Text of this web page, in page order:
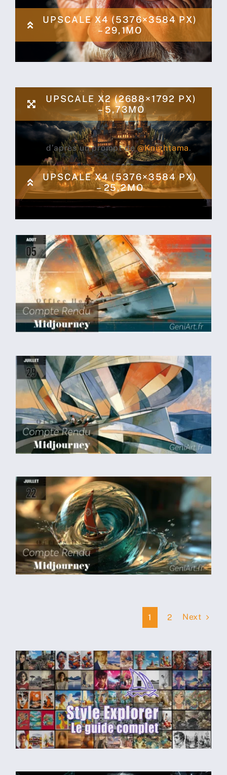
UPSCALE X4 (5376×3584 PX)
– 29,1MO
UPSCALE X2 (2688×1792 PX)
– 5,73MO
d’après un prompt de@Knightama.
UPSCALE X4 (5376×3584 PX)
– 25,2MO
Compte rendu
midjourney du 05 Aout
2026
Compte rendu
midjourney du 29 Juillet
2026
Compte rendu
midjourney du 22 Juillet
2026
1 2 Next
Midjourney Style
Explorer: Le guide
complet